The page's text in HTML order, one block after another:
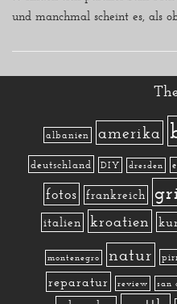
und manchmal scheint es, als
albanien amerika
deutschland DIY dresden
fotos frankreich
italien kroatien
montenegro natur
reparatur review san